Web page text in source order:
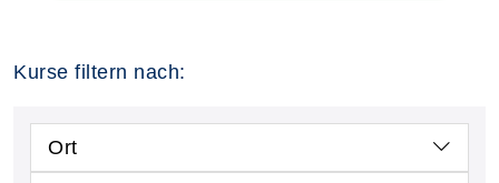
Kurse filtern nach:
Ort